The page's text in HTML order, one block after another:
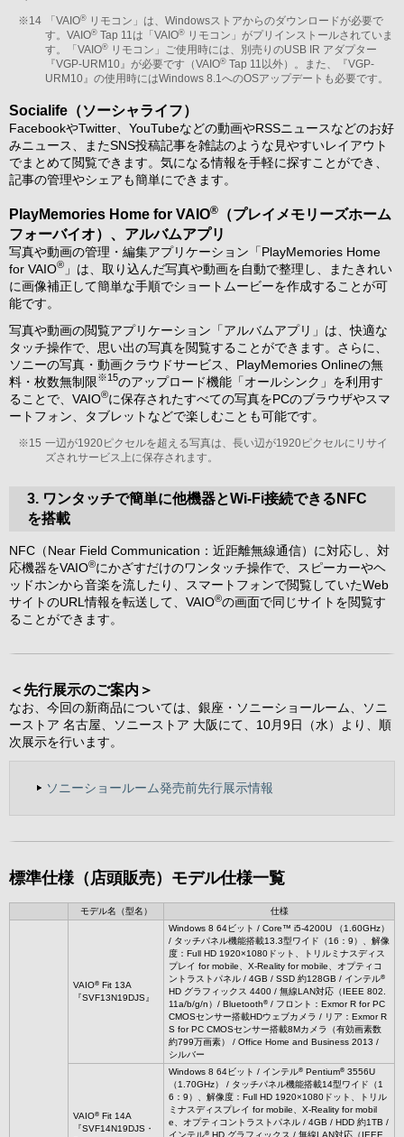
※14 「VAIO®リモコン」は、Windowsストアからのダウンロードが必要で
す。VAIO®Tap 11は「VAIO®リモコン」がプリインストールされていま
す。「VAIO®リモコン」ご使用時には、別売りのUSB IR アダプター
『VGP-URM10』が必要です（VAIO®Tap 11以外）。また、『VGP-
URM10』の使用時にはWindows 8.1へのOSアップデートも必要です。
Socialife（ソーシャライフ）
FacebookやTwitter、YouTubeなどの動画やRSSニュースなどのお好
みニュース、またSNS投稿記事を雑誌のような見やすいレイアウト
でまとめて閲覧できます。気になる情報を手軽に探すことができ、
記事の管理やシェアも簡単にできます。
PlayMemories Home for VAIO®
（プレイメモリーズホーム
フォーバイオ）、アルバムアプリ
写真や動画の管理・編集アプリケーション「PlayMemories Home
for VAIO® 」は、取り込んだ写真や動画を自動で整理し、またきれい
に画像補正して簡単な手順でショートムービーを作成することが可
能です。
写真や動画の閲覧アプリケーション「アルバムアプリ」は、快適な
タッチ操作で、思い出の写真を閲覧することができます。さらに、
ソニーの写真・動画クラウドサービス、PlayMemories Onlineの無
料・枚数無制限※15のアップロード機能「オールシンク」を利用す
ることで、VAIO®に保存されたすべての写真をPCのブラウザやスマ
ートフォン、タブレットなどで楽しむことも可能です。
※15 一辺が1920ピクセルを超える写真は、長い辺が1920ピクセルにリサイ
ズされサービス上に保存されます。
3. ワンタッチで簡単に他機器とWi-Fi接続できるNFC
を搭載
NFC（Near Field Communication：近距離無線通信）に対応し、対
応機器をVAIO®にかざすだけのワンタッチ操作で、スピーカーやヘ
ッドホンから音楽を流したり、スマートフォンで閲覧していたWeb
サイトのURL情報を転送して、VAIO®の画面で同じサイトを閲覧す
ることができます。
＜先行展示のご案内＞
なお、今回の新商品については、銀座・ソニーショールーム、ソニ
ーストア 名古屋、ソニーストア 大阪にて、10月9日（水）より、順
次展示を行います。
ソニーショールーム発売前先行展示情報
標準仕様（店頭販売）モデル仕様一覧
モデル名（型名） 仕様
VAIO® Fit 13A
『SVF13N19DJS』
Windows 8 64ビット / Core™ i5-4200U （1.60GHz）
/ タッチパネル機能搭載13.3型ワイド（16：9）、解像
度：Full HD 1920×1080ドット、トリルミナスディス
プレイ for mobile、X-Reality for mobile、オプティコ
ントラストパネル / 4GB / SSD 約128GB / インテル®
HD グラフィックス 4400 / 無線LAN対応（IEEE 802.
11a/b/g/n）/ Bluetooth® / フロント：Exmor R for PC
CMOSセンサー搭載HDウェブカメラ / リア：Exmor R
S for PC CMOSセンサー搭載8Mカメラ（有効画素数
約799万画素） / Office Home and Business 2013 /
シルバー
VAIO® Fit 14A
『SVF14N19DJS・
Windows 8 64ビット / インテル® Pentium® 3556U
（1.70GHz） / タッチパネル機能搭載14型ワイド（1
6：9）、解像度：Full HD 1920×1080ドット、トリル
ミナスディスプレイ for mobile、X-Reality for mobil
e、オプティコントラストパネル / 4GB / HDD 約1TB /
インテル® HD グラフィックス / 無線LAN対応（IEEE